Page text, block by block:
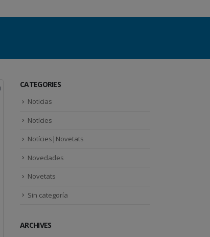
CATEGORIES
Noticias
Notícies
Notícies|Novetats
Novedades
Novetats
Sin categoría
ARCHIVES